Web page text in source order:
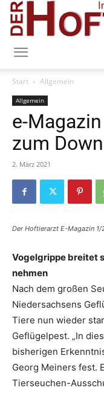
Start Allgemein
Allgemein
e-
zum
2. März 2021
Der Hoftierarzt E-Magazin 1/
Vogelgrippe breitet
nehmen
Nach dem großen
Niedersachsens
Tiere nun wieder
Geflügelpest. „In
bisherigen
Georg Meiners fest.
Tierseuchen-